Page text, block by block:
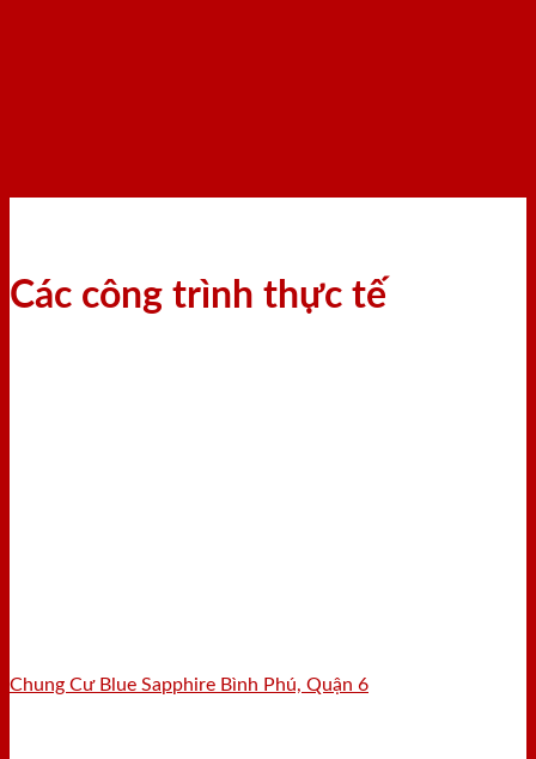
Các công trình thực tế
Chung Cư Blue Sapphire Bình Phú, Quận 6